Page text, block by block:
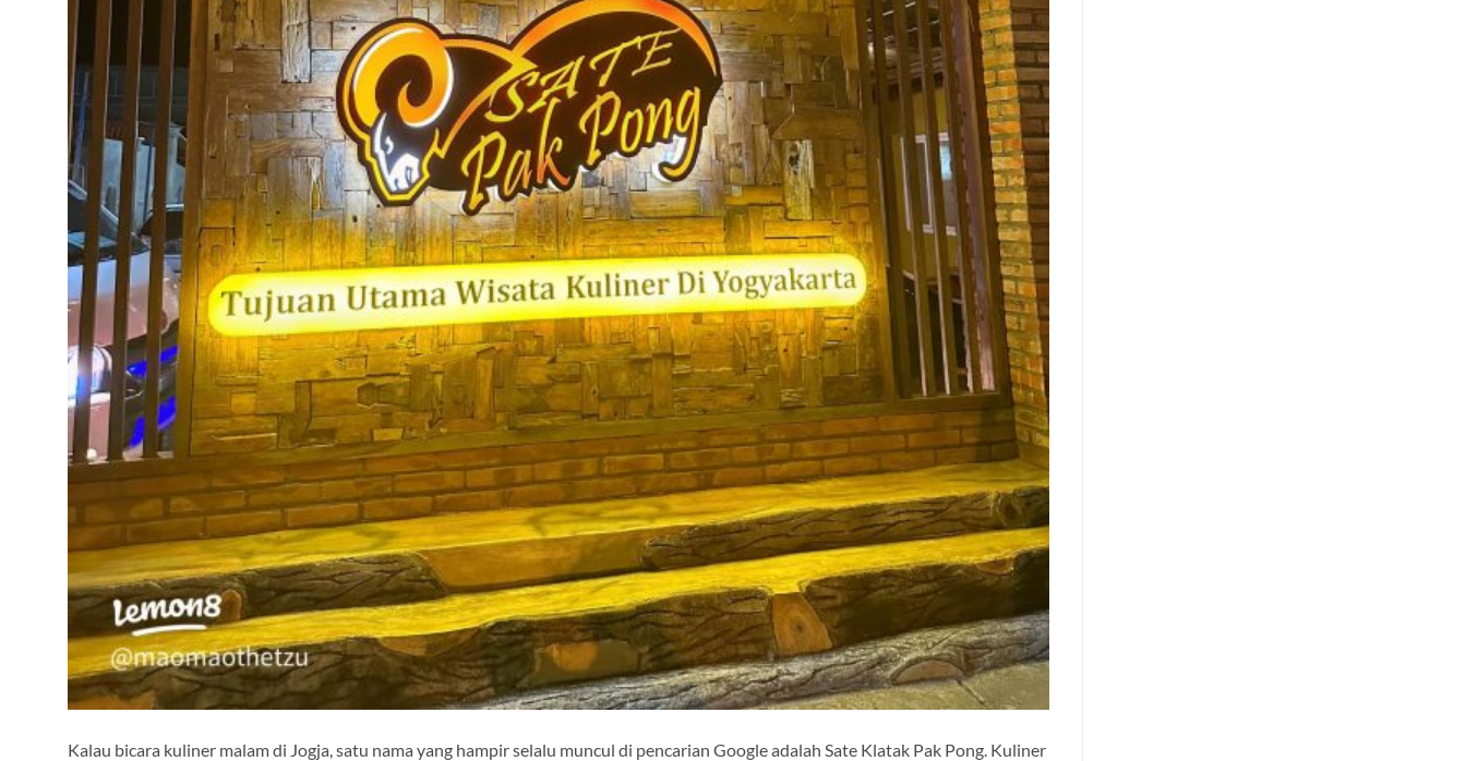
Kalau bicara kuliner malam di Jogja, satu nama yang hampir selalu muncul di pencarian Google adalah Sate Klatak Pak Pong. Kuliner